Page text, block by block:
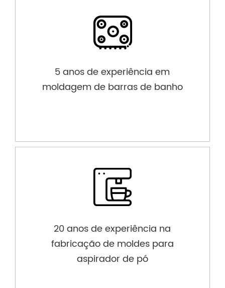
5 anos de experiência em
moldagem de barras de banho
20 anos de experiência na
fabricação de moldes para
aspirador de pó